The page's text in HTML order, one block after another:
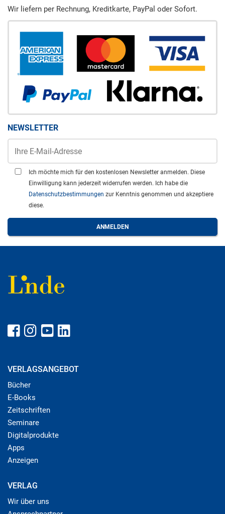
Wir liefern per Rechnung, Kreditkarte, PayPal oder Sofort.
NEWSLETTER
Ich möchte mich für den kostenlosen Newsletter anmelden. Diese
Einwilligung kann jederzeit widerrufen werden. Ich habe die
Datenschutzbestimmungen zur Kenntnis genommen und akzeptiere
diese.
VERLAGSANGEBOT
Bücher
E-Books
Zeitschriften
Seminare
Digitalprodukte
Apps
Anzeigen
VERLAG
Wir über uns